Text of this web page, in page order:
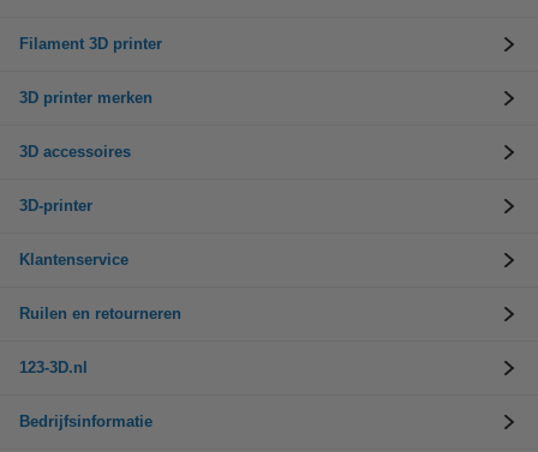
Filament 3D printer
3D printer merken
3D accessoires
3D-printer
Klantenservice
Ruilen en retourneren
123-3D.nl
Bedrijfsinformatie